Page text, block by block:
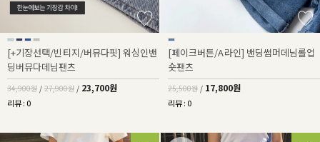
[+기장선택/빈티지/버뮤다핏] 워싱인밴
딩버뮤다데님팬츠
34,900원 / 27,900원 / 23,700원
리뷰 : 0
[페이크버튼/A라인] 밴딩썸머데님롤업
숏팬츠
25,500원 / 17,800원
리뷰 : 0